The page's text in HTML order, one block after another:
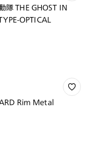
隊 THE GHOST IN
OPTICAL
Rim Metal